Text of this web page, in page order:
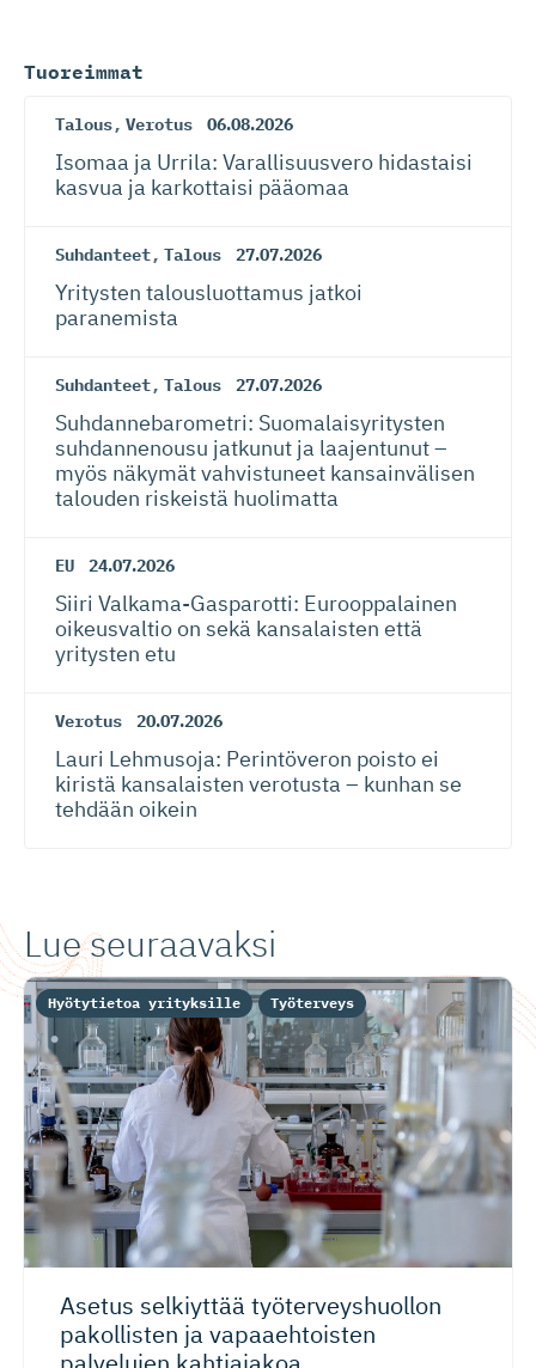
Tuoreimmat
Talous, Verotus 06.08.2026
Isomaa ja Urrila: Varallisuusvero hidastaisi
kasvua ja karkottaisi pääomaa
Suhdanteet, Talous 27.07.2026
Yritysten talousluottamus jatkoi
paranemista
Suhdanteet, Talous 27.07.2026
Suhdanneba­ro­metri: Suomalaisy­ri­tysten
suhdannenousu jatkunut ja laajentunut –
myös näkymät vahvistuneet kansainvälisen
talouden riskeistä huolimatta
EU 24.07.2026
Siiri Valkama-Gas­pa­rotti: Eurooppalainen
oikeusvaltio on sekä kansalaisten että
yritysten etu
Verotus 20.07.2026
Lauri Lehmusoja: Perintöveron poisto ei
kiristä kansalaisten verotusta – kunhan se
tehdään oikein
Lue seuraavaksi
Asetus selkiyttää työterveys­huollon
pakollisten ja vapaaehtoisten
Hyötytietoa yrityksille Työterveys